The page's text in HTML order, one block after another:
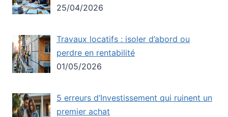
25/04/2026
Travaux locatifs : isoler d’abord ou
perdre en rentabilité
01/05/2026
5 erreurs d’Investissement qui ruinent un
premier achat